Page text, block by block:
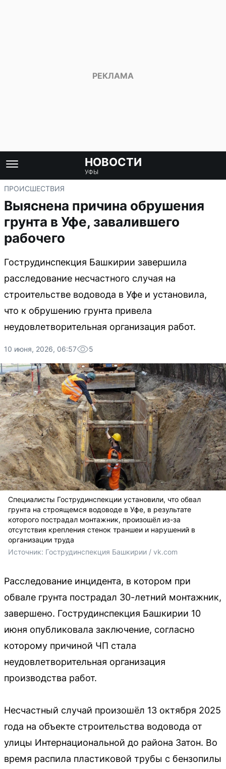
НОВОСТИ
УФЫ
ПРОИСШЕСТВИЯ
Выяснена причина обрушения
грунта в Уфе, завалившего
рабочего
Гострудинспекция Башкирии завершила
расследование несчастного случая на
строительстве водовода в Уфе и установила,
что к обрушению грунта привела
неудовлетворительная организация работ.
10 июня, 2026, 06:57 5
Специалисты Гострудинспекции установили, что обвал
грунта на строящемся водоводе в Уфе, в результате
которого пострадал монтажник, произошёл из-за
отсутствия крепления стенок траншеи и нарушений в
организации труда
Источник: Гострудинспекция Башкирии / vk.com
Расследование инцидента, в котором при
обвале грунта пострадал 30-летний монтажник,
завершено. Гострудинспекция Башкирии 10
июня опубликовала заключение, согласно
которому причиной ЧП стала
неудовлетворительная организация
производства работ.
Несчастный случай произошёл 13 октября 2025
года на объекте строительства водовода от
улицы Интернациональной до района Затон. Во
время распила пластиковой трубы с бензопилы